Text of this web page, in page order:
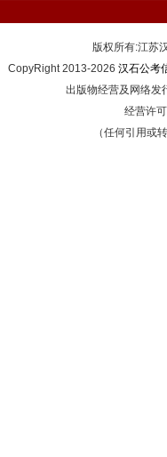
版权所有:江
CopyRight 2013-2026 汉石公考
出版物经营及网络发
经营许
（任何引用或